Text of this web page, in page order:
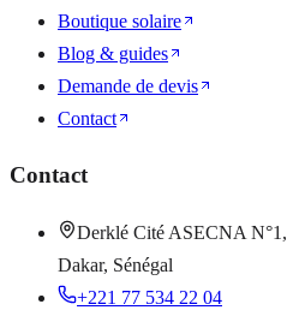
Boutique solaire
Blog & guides
Demande de devis
Contact
Contact
Derklé Cité ASECNA N°1,
Dakar, Sénégal
+221 77 534 22 04